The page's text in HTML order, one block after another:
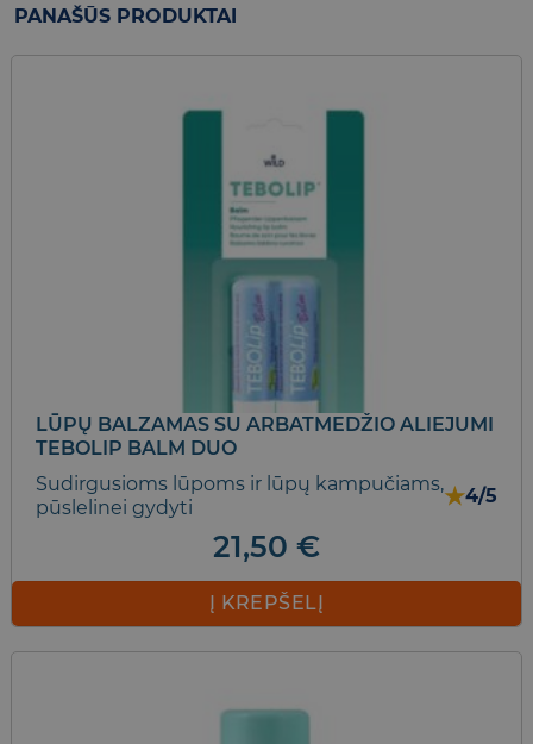
PANAŠŪS PRODUKTAI
LŪPŲ BALZAMAS SU ARBATMEDŽIO ALIEJUMI
TEBOLIP BALM DUO
Sudirgusioms lūpoms ir lūpų kampučiams,
pūslelinei gydyti
★4/5
21,50 €
Į KREPŠELĮ